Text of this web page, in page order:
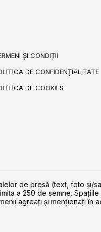
ȘI CONDIȚII
DE CONFIDENȚIALITATE
DE COOKIES
de presă (text, foto
a 250 de semne.
agreaţi şi menţionaţi în